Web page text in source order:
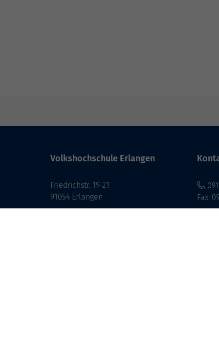
Volkshochschule Erlangen
Friedrichstr. 19-21
91054 Erlangen
Fax: